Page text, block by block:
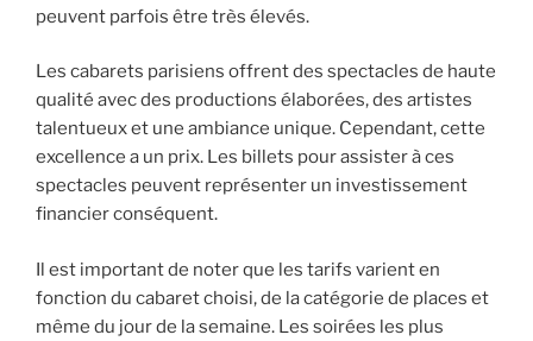
peuvent parfois être très élevés.
Les cabarets parisiens offrent des spectacles de haute
qualité avec des productions élaborées, des artistes
talentueux et une ambiance unique. Cependant, cette
excellence a un prix. Les billets pour assister à ces
spectacles peuvent représenter un investissement
financier conséquent.
Il est important de noter que les tarifs varient en
fonction du cabaret choisi, de la catégorie de places et
même du jour de la semaine. Les soirées les plus